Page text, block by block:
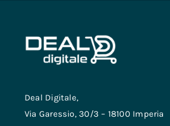
Deal Digitale,
Via Garessio, 30/3 – 18100 Imperia